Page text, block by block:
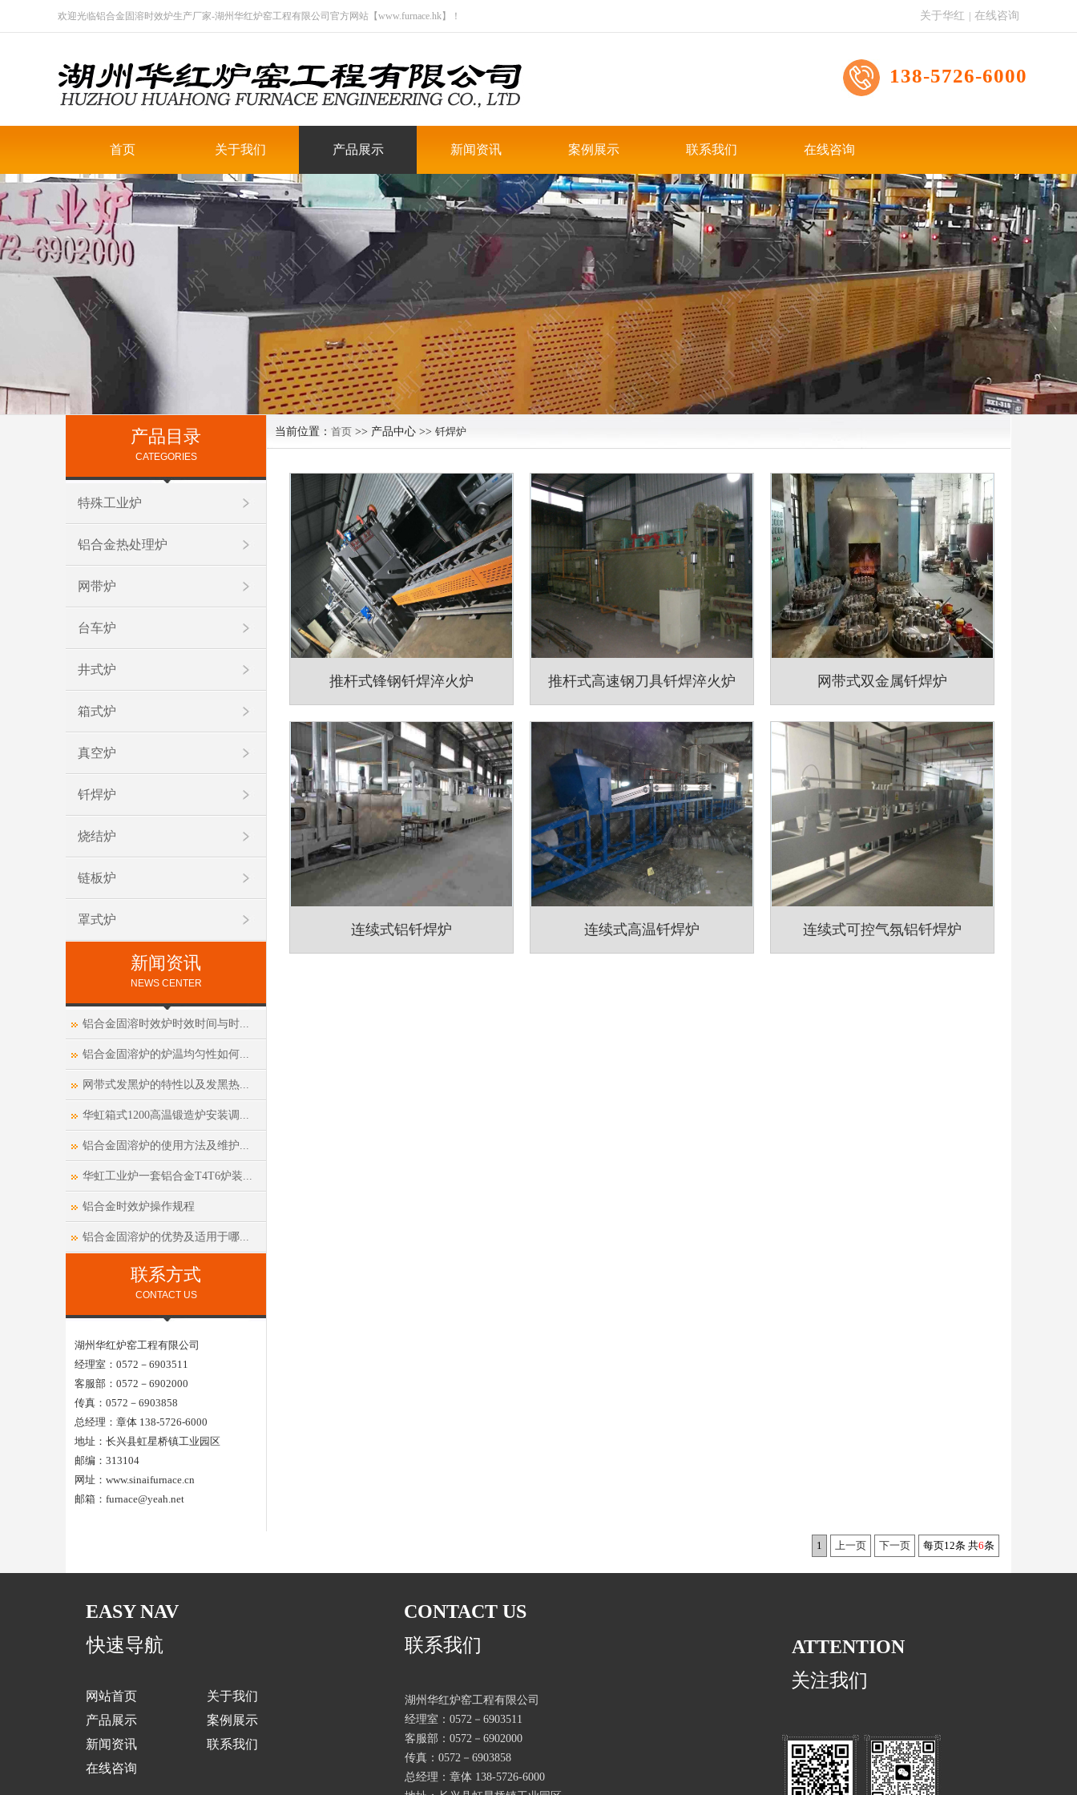
欢迎光临铝合金固溶时效炉生产厂家-湖州华红炉窑工程有限公司官方网站【www.furnace.hk】！ 关于华红 在线咨询
138-5726-6000
首页 关于我们 产品展示 新闻资讯 案例展示 联系我们 在线咨询
产品目录
CATEGORIES
特殊工业炉
铝合金热处理炉
网带炉
台车炉
井式炉
箱式炉
真空炉
钎焊炉
烧结炉
链板炉
罩式炉
新闻资讯
NEWS CENTER
铝合金固溶时效炉时效时间与时...
铝合金固溶炉的炉温均匀性如何...
网带式发黑炉的特性以及发黑热...
华虹箱式1200高温锻造炉安装调...
铝合金固溶炉的使用方法及维护...
华虹工业炉一套铝合金T4T6炉装...
铝合金时效炉操作规程
铝合金固溶炉的优势及适用于哪...
联系方式
CONTACT US
湖州华红炉窑工程有限公司
经理室：0572－6903511
客服部：0572－6902000
传真：0572－6903858
总经理：章体 138-5726-6000
地址：长兴县虹星桥镇工业园区
邮编：313104
网址：www.sinaifurnace.cn
邮箱：furnace@yeah.net
当前位置： 首页 >> 产品中心 >> 钎焊炉
推杆式锋钢钎焊淬火炉 推杆式高速钢刀具钎焊淬火炉 网带式双金属钎焊炉
连续式铝钎焊炉 连续式高温钎焊炉 连续式可控气氛铝钎焊炉
1 上一页 下一页 每页12条 共6条
EASY NAV
快速导航
网站首页
关于我们
产品展示
案例展示
新闻资讯
联系我们
在线咨询
CONTACT US
联系我们
湖州华红炉窑工程有限公司
经理室：0572－6903511
客服部：0572－6902000
传真：0572－6903858
总经理：章体 138-5726-6000
ATTENTION
关注我们